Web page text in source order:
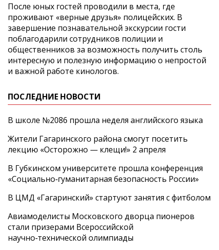
После юных гостей проводили в места, где
проживают «верные друзья» полицейских. В
завершение познавательной экскурсии гости
поблагодарили сотрудников полиции и
общественников за возможность получить столь
интересную и полезную информацию о непростой
и важной работе кинологов.
ПОСЛЕДНИЕ НОВОСТИ
В школе №2086 прошла неделя английского языка
Жители Гагаринского района смогут посетить
лекцию «Осторожно — клещи!» 2 апреля
В Губкинском университете прошла конференция
«Социально‑гуманитарная безопасность России»
В ЦМД «Гагаринский» стартуют занятия с фитболом
Авиамоделисты Московского дворца пионеров
стали призерами Всероссийской
научно‑технической олимпиады